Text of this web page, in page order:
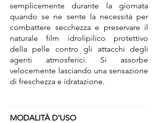
semplicemente durante la giornata
quando se ne sente la necessità per
combattere secchezza e preservare il
naturale film idrolipilico protettivo
della pelle contro gli attacchi degli
agenti atmosferici. Si assorbe
velocemente lasciando una sensazione
di freschezza e idratazione.
MODALITÀ D'USO